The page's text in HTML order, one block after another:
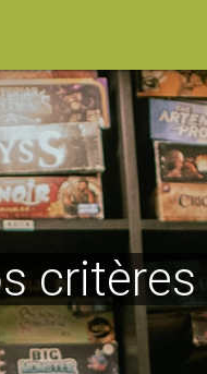
critères